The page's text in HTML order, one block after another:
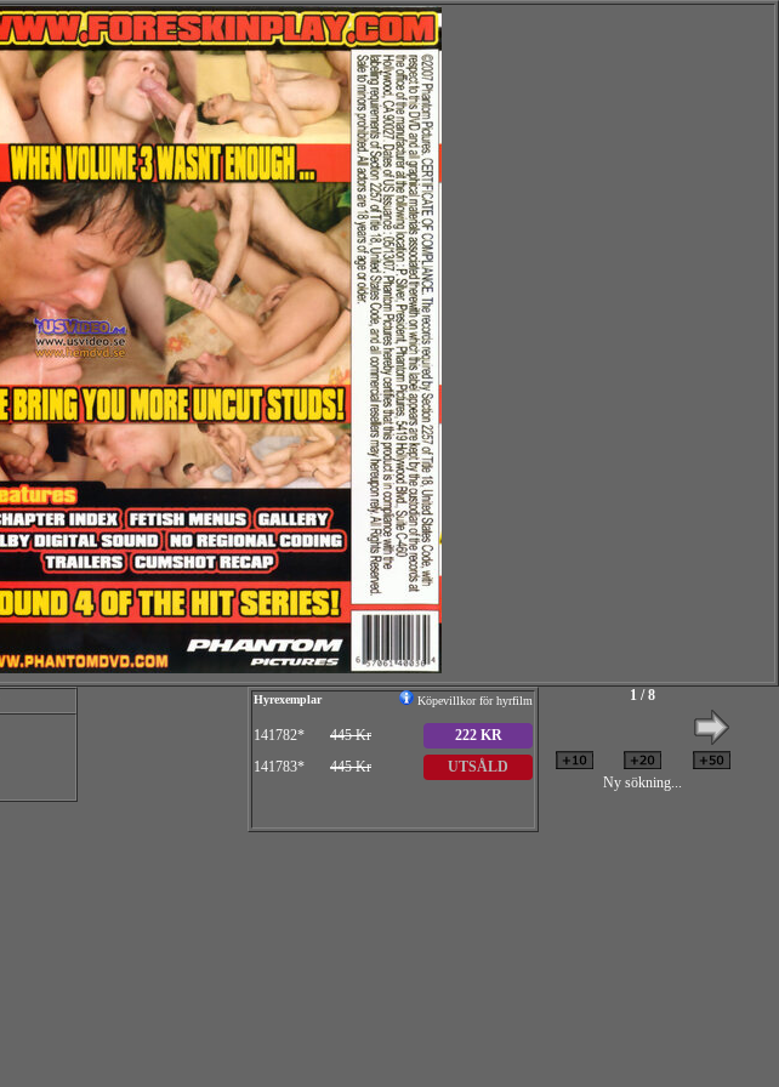
Hyrexemplar Köpevillkor för hyrfilm
141782* 445 Kr
222 KR
141783* 445 Kr UTSÅLD
1 / 8
Ny sökning...